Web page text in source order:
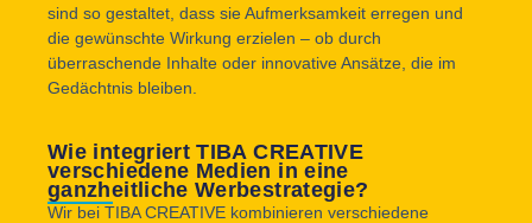
sind so gestaltet, dass sie Aufmerksamkeit erregen und
die gewünschte Wirkung erzielen – ob durch
überraschende Inhalte oder innovative Ansätze, die im
Gedächtnis bleiben.
Wie integriert TIBA CREATIVE
verschiedene Medien in eine
ganzheitliche Werbestrategie?
Wir bei TIBA CREATIVE kombinieren verschiedene